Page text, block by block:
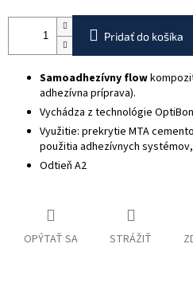
Pridať do košíka
Samoadhezívny flow
adhezívna príprava).
Vychádza z technológie
Využitie: prekrytie MTA
použitia adhezívnych
Odtieň A2
OPÝTAŤ SA STRÁŽIŤ